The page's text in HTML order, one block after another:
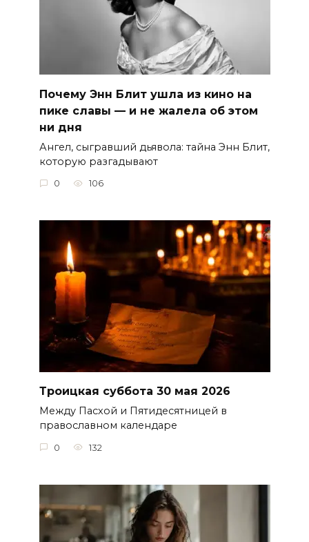
Почему Энн Блит ушла из кино на
пике славы — и не жалела об этом
ни дня
Ангел, сыгравший дьявола: тайна Энн Блит,
которую разгадывают
0 106
Троицкая суббота 30 мая 2026
Между Пасхой и Пятидесятницей в
православном календаре
0 132